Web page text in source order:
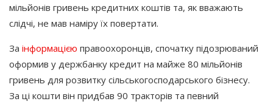
мільйонів гривень кредитних коштів та, як вважають
слідчі, не мав наміру їх повертати.
За інформацією правоохоронців, спочатку підозрюваний
оформив у держбанку кредит на майже 80 мільйонів
гривень для розвитку сільськогосподарського бізнесу.
За ці кошти він придбав 90 тракторів та певний